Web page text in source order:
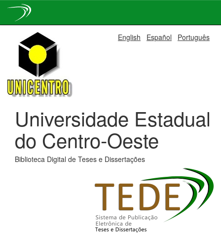
navigation
English Español Português
Universidade Estadual
do Centro-Oeste
Biblioteca Digital de Teses e Dissertações